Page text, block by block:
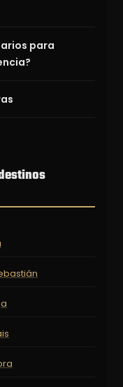
para